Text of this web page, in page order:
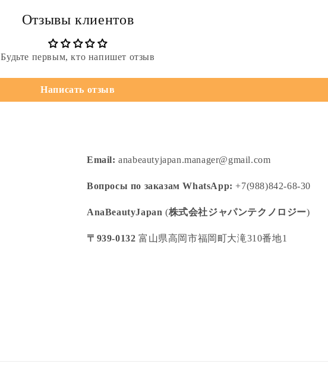
Отзывы клиентов
Будьте первым, кто напишет отзыв
Написать отзыв
Email:anabeautyjapan.manager@gmail.com
Вопросы по заказам WhatsApp:+7(988)842-68-30
AnaBeautyJapan (株式会社ジャパンテクノロジー)
〒939-0132 富山県高岡市福岡町大滝310番地1